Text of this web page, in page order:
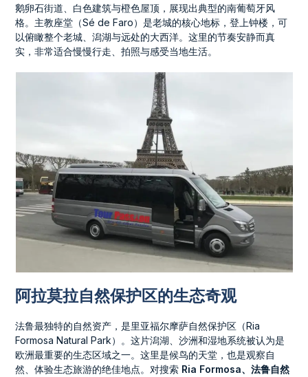
鹅卵石街道、白色建筑与橙色屋顶，展现出典型的南葡萄牙风
格。主教座堂（Sé de Faro）是老城的核心地标，登上钟楼，可
以俯瞰整个老城、潟湖与远处的大西洋。这里的节奏安静而真
实，非常适合慢慢行走、拍照与感受当地生活。
阿拉莫拉自然保护区的生态奇观
法鲁最独特的自然资产，是里亚福尔摩萨自然保护区（Ria
Formosa Natural Park）。这片潟湖、沙洲和湿地系统被认为是
欧洲最重要的生态区域之一。这里是候鸟的天堂，也是观察自
然、体验生态旅游的绝佳地点。对搜索 Ria Formosa、法鲁自然